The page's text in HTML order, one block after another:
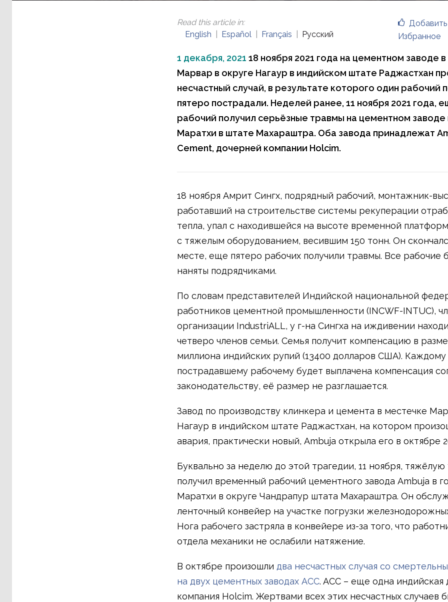
Добавить
Избранное
Read this article in:
English
Español Français Русский
1 декабря, 2021 18 ноября 2021 года на цементном заводе
Марвар в округе Нагаур в индийском штате Раджастхан
несчастный случай, в результате которого один рабочий
пятеро пострадали. Неделей ранее, 11 ноября 2021 года,
рабочий получил серьёзные травмы на цементном заводе
Маратхи в штате Махараштра. Оба завода принадлежат
Cement, дочерней компании Holcim.
18 ноября Амрит Сингх, подрядный рабочий, монтажник-
работавший на строительстве системы рекуперации
тепла, упал с находившейся на высоте временной
с тяжелым оборудованием, весившим 150 тонн. Он
месте, еще пятеро рабочих получили травмы. Все рабочие
наняты подрядчиками.
По словам представителей Индийской национальной
работников цементной промышленности (INCWF-INTUC),
организации IndustriALL, у г-на Сингха на иждивении
четверо членов семьи. Семья получит компенсацию в
миллиона индийских рупий (13400 долларов США). Каждому
пострадавшему рабочему будет выплачена компенсация
законодательству, её размер не разглашается.
Завод по производству клинкера и цемента в местечке
Нагаур в индийском штате Раджастхан, на котором
авария, практически новый, Ambuja открыла его в октябре
Буквально за неделю до этой трагедии, 11 ноября,
получил временный рабочий цементного завода Ambuja в
Маратхи в округе Чандрапур штата Махараштра. Он
ленточный конвейер на участке погрузки
Нога рабочего застряла в конвейере из-за того, что
отдела механики не ослабили натяжение.
В октябре произошли два несчастных случая со
на двух цементных заводах ACC. ACC – еще одна индийская
компания Holcim. Жертвами всех этих несчастных случаев